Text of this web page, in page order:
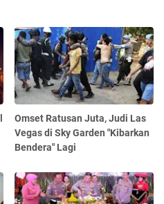
Omset Ratusan Juta, Judi Las
Vegas di Sky Garden "Kibarkan
Bendera" Lagi